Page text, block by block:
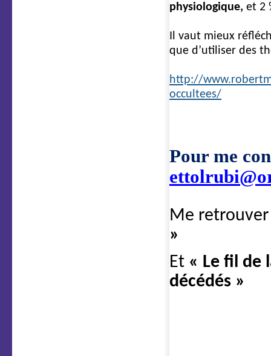
physiologique, et 2
Il vaut mieux
que d’utiliser des
http://
occultees/
Pour me
Me
»
Et « Le fil de
décédés »